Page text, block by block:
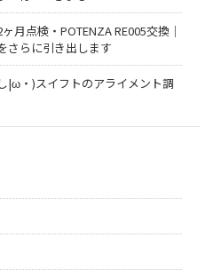
月点検・POTENZA RE005交換｜
さらに引き出します
|ω・)スイフトのアライメント調